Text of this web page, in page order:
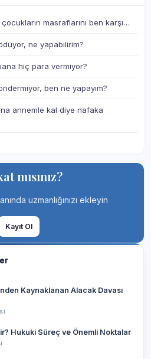
masraflarını ben karşı…
ne yapabilirim?
hiç para vermiyor?
ben ne yapayım?
annemle kal diye nafaka
mısınız?
uzmanlığınızı ekleyin
Kayıt Ol
Kaynaklanan Alacak Davası
Hukuki Süreç ve Önemli Noktalar